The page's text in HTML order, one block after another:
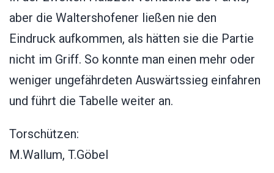
aber die Waltershofener ließen nie den
Eindruck aufkommen, als hätten sie die Partie
nicht im Griff. So konnte man einen mehr oder
weniger ungefährdeten Auswärtssieg einfahren
und führt die Tabelle weiter an.
Torschützen:
M.Wallum, T.Göbel